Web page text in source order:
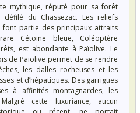
mythique, réputé pour sa forêt
du Chassezac. Les reliefs
partie des principaux attraits
Cétoine bleue, Coléoptère
est abondante à Païolive. Le
de Païolive permet de se rendre
les dalles rocheuses et les
et d’hépatiques. Des garrigues
à affinités montagnardes, les
cette luxuriance, aucun